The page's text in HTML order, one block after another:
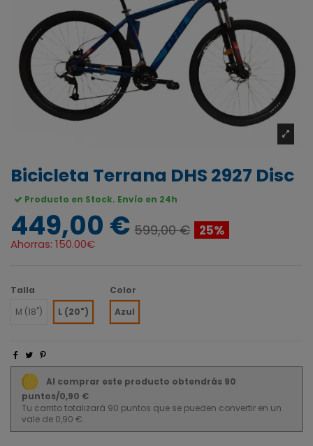
Bicicleta Terrana DHS 2927 Disc
Producto en Stock. Envío en 24h
449,00 € 599,00 € 25%
Ahorras: 150.00€
Talla
M (18")
L (20")
Color
Azul
Al comprar este producto obtendrás 90
puntos/0,90 €
Tu carrito totalizará 90 puntos que se pueden convertir en un
vale de 0,90 €.